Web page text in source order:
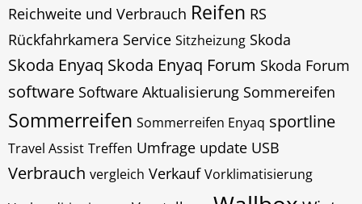
Reichweite und Verbrauch Reifen RS
Rückfahrkamera Service Sitzheizung Skoda
Skoda Enyaq Skoda Enyaq Forum Skoda Forum
software Software Aktualisierung Sommereifen
Sommerreifen Sommerreifen Enyaq sportline
Travel Assist Treffen Umfrage update USB
Verbrauch vergleich Verkauf Vorklimatisierung